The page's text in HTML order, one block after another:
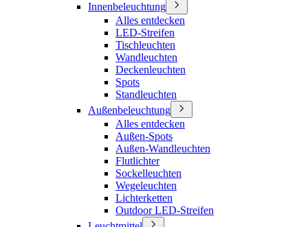
Innenbeleuchtung
Alles entdecken
LED-Streifen
Tischleuchten
Wandleuchten
Deckenleuchten
Spots
Standleuchten
Außenbeleuchtung
Alles entdecken
Außen-Spots
Außen-Wandleuchten
Flutlichter
Sockelleuchten
Wegeleuchten
Lichterketten
Outdoor LED-Streifen